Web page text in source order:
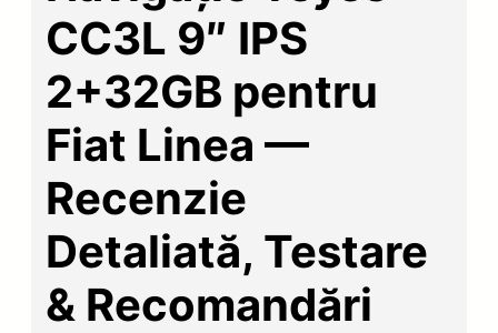
CC3L 9″ IPS
2+32GB pentru
Fiat Linea —
Recenzie
Detaliată, Testare
& Recomandări